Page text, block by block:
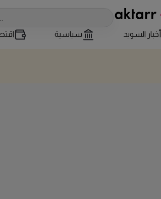
أخبار السويد سياسية